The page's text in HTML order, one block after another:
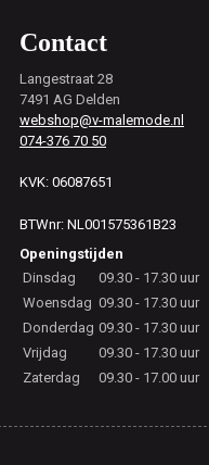
Contact
Langestraat 28
7491 AG Delden
webshop@v-malemode.nl
074-376 70 50
KVK: 06087651
BTWnr: NL001575361B23
Openingstijden
Dinsdag
09.30 - 17.30 uur
Woensdag 09.30 - 17.30 uur
Donderdag 09.30 - 17.30 uur
Vrijdag
09.30 - 17.30 uur
Zaterdag
09.30 - 17.00 uur